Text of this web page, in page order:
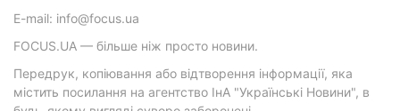
E-mail: info@focus.ua
FOCUS.UA — більше ніж просто новини.
Передрук, копіювання або відтворення інформації, яка
містить посилання на агентство ІнА "Українські Новини", в